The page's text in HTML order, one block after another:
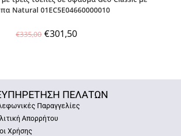
Natural 01EC5E04660000010
€335,00 €301,50
ΠΕΛΑΤΩΝ
Παραγγελίες
Απορρήτου
Χρήσης